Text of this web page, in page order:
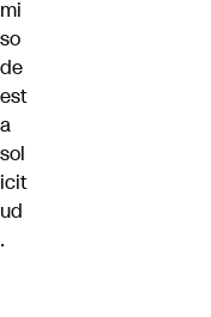
mi
so
de
est
a
sol
icit
ud
.